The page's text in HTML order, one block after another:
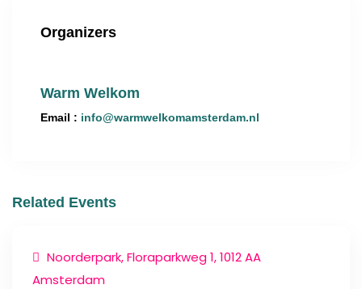
Organizers
Warm Welkom
Email : info@warmwelkomamsterdam.nl
Related Events
Noorderpark, Floraparkweg 1, 1012 AA
Amsterdam